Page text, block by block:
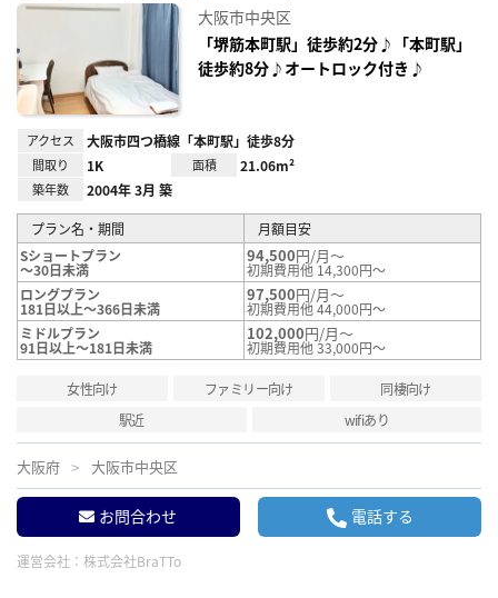
録
大阪市中央区
「堺筋本町駅」徒歩約2分♪「本町駅」
徒歩約8分♪オートロック付き♪
アクセス 大阪市四つ橋線「本町駅」徒歩8分
間取り 1K 面積 21.06m²
築年数 2004年 3月 築
プラン名・期間
月額目安
Sショートプラン
～30日未満
94,500円/月～
初期費用他 14,300円～
ロングプラン
181日以上～366日未満
97,500円/月～
初期費用他 44,000円～
ミドルプラン
91日以上～181日未満
102,000円/月～
初期費用他 33,000円～
女性向け ファミリー向け
同棲向け
駅近
wifiあり
大阪府 大阪市中央区
お問合わせ 電話する
運営会社： 株式会社BraTTo